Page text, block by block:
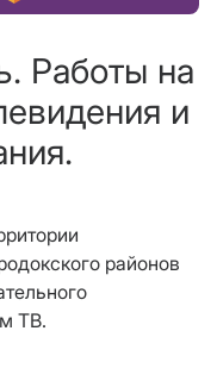
Работы на
и
районов
ТВ.